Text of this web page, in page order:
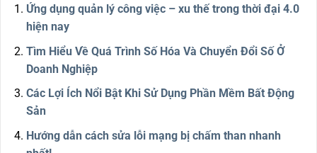
Ứng dụng quản lý công việc – xu thế trong thời đại 4.0
hiện nay
Tìm Hiểu Về Quá Trình Số Hóa Và Chuyển Đổi Số Ở
Doanh Nghiệp
Các Lợi Ích Nổi Bật Khi Sử Dụng Phần Mềm Bất Động
Sản
Hướng dẫn cách sửa lỗi mạng bị chấm than nhanh